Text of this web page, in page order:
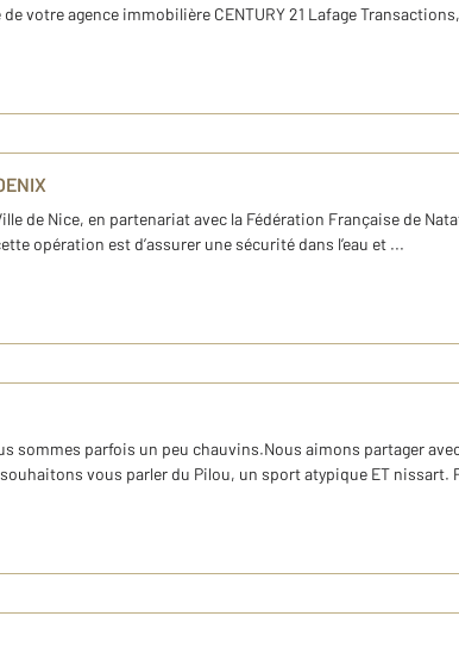
votre agence immobilière CENTURY 21 Lafage
de Nice, en partenariat avec la Fédération Française de
opération est d’assurer une sécurité dans l’eau et ...
sommes parfois un peu chauvins.Nous aimons partager
vous parler du Pilou, un sport atypique ET nissart.